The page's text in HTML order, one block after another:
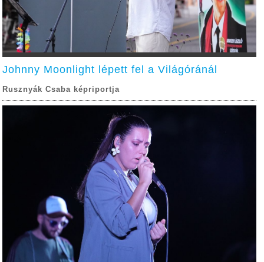
Johnny Moonlight lépett fel a Világóránál
Rusznyák Csaba képriportja